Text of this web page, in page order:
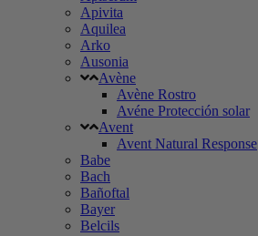
Apivita
Aquilea
Arko
Ausonia
Avène
Avène Rostro
Avéne Protección solar
Avent
Avent Natural Response
Babe
Bach
Bañoftal
Bayer
Belcils